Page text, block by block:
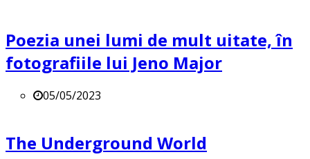
Poezia unei lumi de mult uitate, în
fotografiile lui Jeno Major
05/05/2023
The Underground World